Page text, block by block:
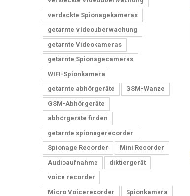
verdeckte Spionagekameras
getarnte Videoüberwachung
getarnte Videokameras
getarnte Spionagecameras
WIFI-Spionkamera
getarnte abhörgeräte
GSM-Wanze
GSM-Abhörgeräte
abhörgeräte finden
getarnte spionagerecorder
Spionage Recorder
Mini Recorder
Audioaufnahme
diktiergerät
voice recorder
Micro Voicerecorder
Spionkamera